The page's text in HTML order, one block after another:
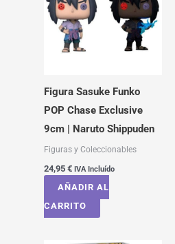
Figura Sasuke Funko
POP Chase Exclusive
9cm | Naruto Shippuden
Figuras y Coleccionables
24,95 € IVA Incluído
AÑADIR AL
CARRITO